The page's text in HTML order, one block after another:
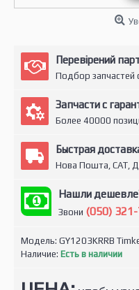
Перевірений
Подбор
Запчасти с
Более 40000
Быстрая
Нова Пошта, САТ,
Нашли
Звони (050)
Модель: GY1203KRRB
Наличие: Есть в наличии